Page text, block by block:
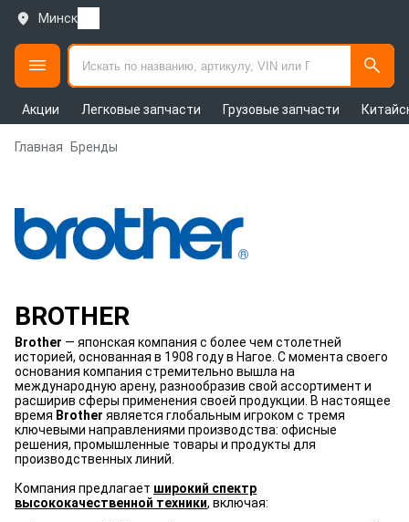
Минск
Акции Легковые запчасти Грузовые запчасти
Главная Бренды
BROTHER
Brother — японская компания с более чем столетней
историей, основанная в 1908 году в Нагое. С момента своего
основания компания стремительно вышла на
международную арену, разнообразив свой ассортимент и
расширив сферы применения своей продукции. В настоящее
время Brother является глобальным игроком с тремя
ключевыми направлениями производства: офисные
решения, промышленные товары и продукты для
производственных линий.
Компания предлагает широкий спектр
высококачественной техники, включая: